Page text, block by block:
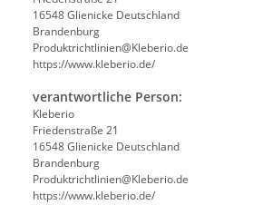
16548 Glienicke Deutschland
Brandenburg
Produktrichtlinien@Kleberio.de
https://www.kleberio.de/
verantwortliche Person:
Kleberio
Friedenstraße 21
16548 Glienicke Deutschland
Brandenburg
Produktrichtlinien@Kleberio.de
https://www.kleberio.de/